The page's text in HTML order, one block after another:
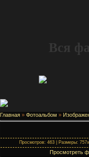
Вся
Главная » Фотоальбом »
Просмотров: 463 | Размеры:
Просмотреть